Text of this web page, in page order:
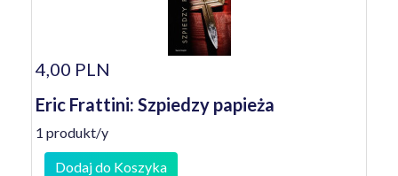
4,00 PLN
Eric Frattini: Szpiedzy papieża
1 produkt/y
Dodaj do Koszyka